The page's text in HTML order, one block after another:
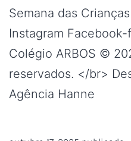
Semana das
Instagram
Colégio ARBOS ©
reservados. </br>
Agência Hanne